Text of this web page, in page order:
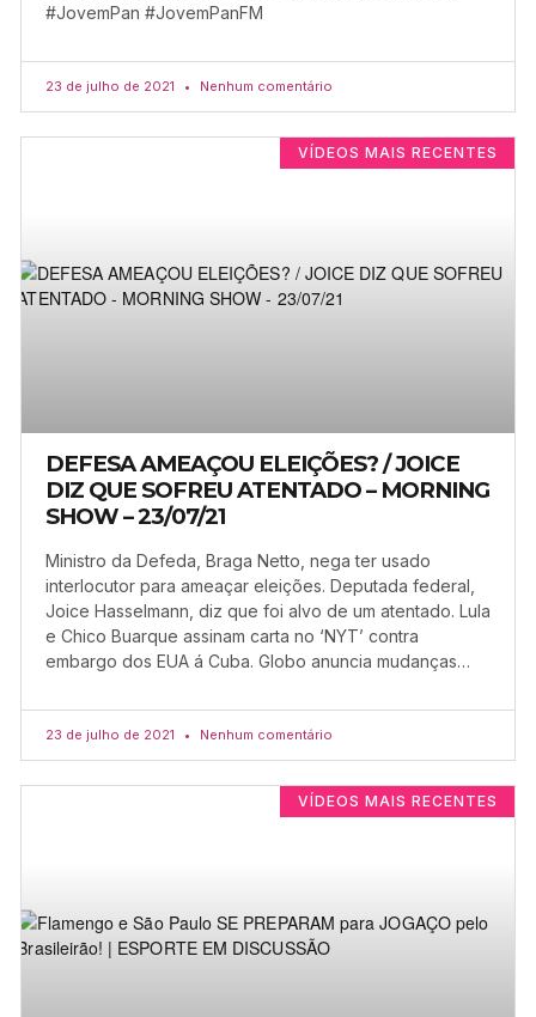
#JovemPan #JovemPanFM
23 de julho de 2021 Nenhum comentário
VÍDEOS MAIS RECENTES
DEFESA AMEAÇOU ELEIÇÕES? / JOICE
DIZ QUE SOFREU ATENTADO – MORNING
SHOW – 23/07/21
Ministro da Defeda, Braga Netto, nega ter usado
interlocutor para ameaçar eleições. Deputada federal,
Joice Hasselmann, diz que foi alvo de um atentado. Lula
e Chico Buarque assinam carta no ‘NYT’ contra
embargo dos EUA á Cuba. Globo anuncia mudanças…
23 de julho de 2021 Nenhum comentário
VÍDEOS MAIS RECENTES